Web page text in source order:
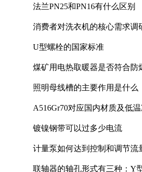
法兰PN25和PN16有什么区别
消费者对洗衣机的核心需求调
U型螺栓的国家标准
煤矿用电热取暖器是否符合防
照明母线槽的主要作用是什么
A516Gr70对应国内材质及低
镀镍钢带可以过多少电流
计量泵如何达到控制和调节流
联轴器的轴孔形式有三种：Y